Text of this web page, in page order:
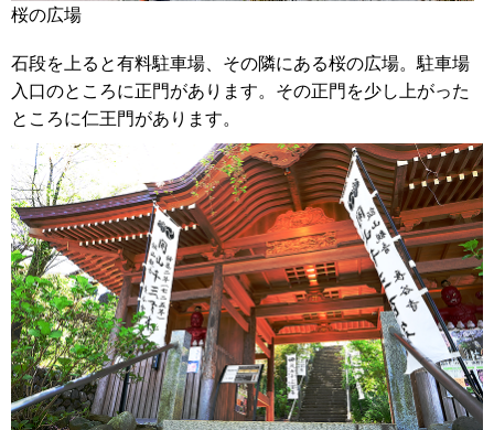
桜の広場
石段を上ると有料駐車場、その隣にある桜の広場。駐車場
入口のところに正門があります。その正門を少し上がった
ところに仁王門があります。